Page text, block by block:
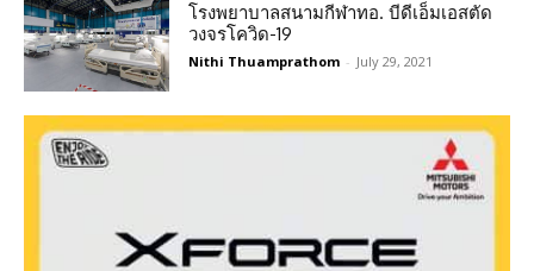
โรงพยาบาลสนามกีฬาทอ. บีดีเอ็มเอสตัด
วงจรโควิด-19
Nithi Thuamprathom - July 29, 2021